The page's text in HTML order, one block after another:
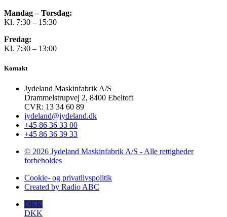
Mandag – Torsdag:
Kl. 7:30 – 15:30
Fredag:
Kl. 7:30 – 13:00
Kontakt
Jydeland Maskinfabrik A/S
Drammelstrupvej 2, 8400 Ebeltoft
CVR: 13 34 60 89
jydeland@jydeland.dk
+45 86 36 33 00
+45 86 36 39 33
© 2026 Jydeland Maskinfabrik A/S - Alle rettigheder
forbeholdes
Cookie- og privatlivspolitik
Created by Radio ABC
DKK
DKK